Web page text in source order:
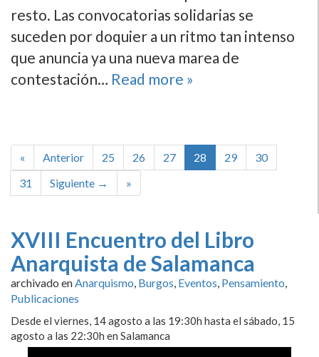
resto. Las convocatorias solidarias se
suceden por doquier a un ritmo tan intenso
que anuncia ya una nueva marea de
contestación… Read more »
« Anterior 25 26 27 28 29
30
31
Siguiente → »
XVIII Encuentro del Libro
Anarquista de Salamanca
archivado enAnarquismo, Burgos, Eventos, Pensamiento,
Publicaciones
Desde el viernes, 14 agosto a las 19:30h hasta el sábado, 15
agosto a las 22:30h en Salamanca